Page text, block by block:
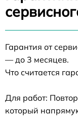
Гарантия от
— до 3 месяцев.
Что считается
Для работ:
который